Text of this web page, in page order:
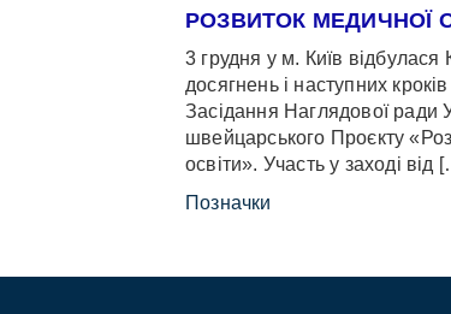
РОЗВИТОК МЕДИЧНОЇ
3 грудня у м. Київ відбулася
досягнень і наступних
Засідання Наглядової ради
швейцарського Проєкту
освіти». Участь у заході від
Позначки